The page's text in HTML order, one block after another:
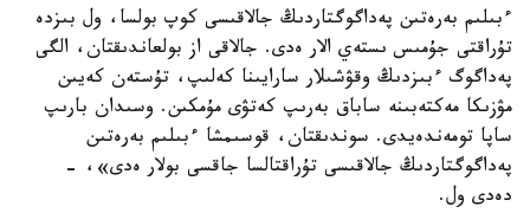
ءبىلىم بەرەتىن پەداگوگتاردىڭ جالاقىسى كوپ بولسا، ول بىزدە
تۇراقتى جۇمىس ىستەي الار ەدى. جالاقى از بولعاندىقتان، الگى
پەداگوگ ءبىزدىڭ وقۋشىلار سارايىنا كەلىپ، تۇستەن كەيىن
مۋزىكا مەكتەبىنە ساباق بەرىپ كەتۋى مۇمكىن. وسىدان بارىپ
ساپا تومەندەيدى. سوندىقتان، قوسىمشا ءبىلىم بەرەتىن
پەداگوگتاردىڭ جالاقىسى تۇراقتالسا جاقسى بولار ەدى»، -
دەدى ول.